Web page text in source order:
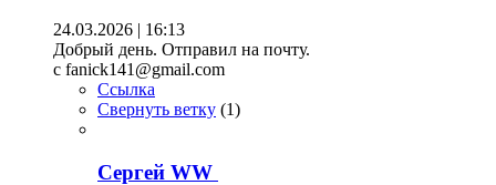
24.03.2026 | 16:13
Добрый день. Отправил на почту.
c fanick141@gmail.com
Ссылка
Свернуть ветку (1)
Сергей WW